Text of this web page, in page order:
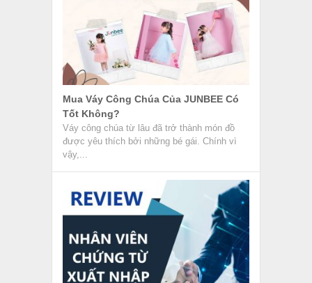
Mua Váy Công Chúa Của JUNBEE Có
Tốt Không?
Váy công chúa từ lâu đã trở thành món đồ
được yêu thích bởi những bé gái. Chính vì
vậy,...